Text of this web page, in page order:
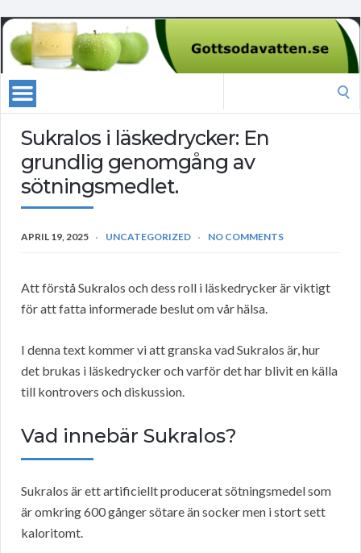
Sukralos i läskedrycker: En
grundlig genomgång av
sötningsmedlet.
APRIL 19, 2025 UNCATEGORIZED NO COMMENTS
Att förstå Sukralos och dess roll i läskedrycker är viktigt
för att fatta informerade beslut om vår hälsa.
I denna text kommer vi att granska vad Sukralos är, hur
det brukas i läskedrycker och varför det har blivit en källa
till kontrovers och diskussion.
Vad innebär Sukralos?
Sukralos är ett artificiellt producerat sötningsmedel som
är omkring 600 gånger sötare än socker men i stort sett
kaloritomt.